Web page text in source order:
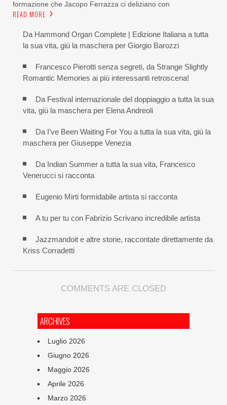
formazione che Jacopo Ferrazza ci deliziano con
READ MORE
Da Hammond Organ Complete | Edizione Italiana a tutta
la sua vita, giù la maschera per Giorgio Barozzi
Francesco Pierotti senza segreti, da Strange Slightly
Romantic Memories ai più interessanti retroscena!
Da Festival internazionale del doppiaggio a tutta la sua
vita, giù la maschera per Elena Andreoli
Da I’ve Been Waiting For You a tutta la sua vita, giù la
maschera per Giuseppe Venezia
Da Indian Summer a tutta la sua vita, Francesco
Venerucci si racconta
Eugenio Mirti formidabile artista si racconta
A tu per tu con Fabrizio Scrivano incredibile artista
Jazzmandoit e altre storie, raccontate direttamente da
Kriss Corradetti
COMMENTS ARE CLOSED
ARCHIVES
Luglio 2026
Giugno 2026
Maggio 2026
Aprile 2026
Marzo 2026